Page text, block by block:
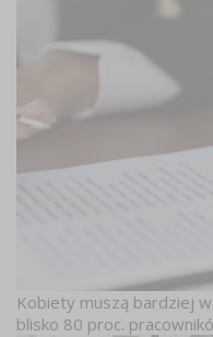
Kobiety muszą bardziej
blisko 80 proc.